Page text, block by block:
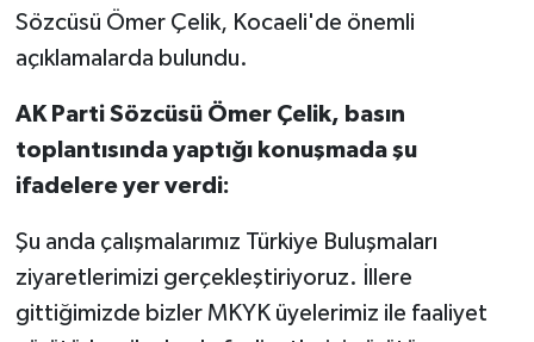
Sözcüsü Ömer Çelik, Kocaeli'de önemli
açıklamalarda bulundu.
AK Parti Sözcüsü Ömer Çelik, basın
toplantısında yaptığı konuşmada şu
ifadelere yer verdi:
Şu anda çalışmalarımız Türkiye Buluşmaları
ziyaretlerimizi gerçekleştiriyoruz. İllere
gittiğimizde bizler MKYK üyelerimiz ile faaliyet